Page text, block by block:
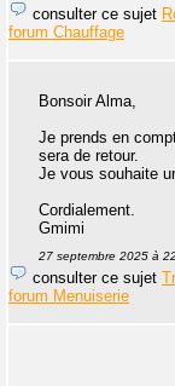
consulter ce sujet
forum Chauffage
Bonsoir Alma,
Je prends en
sera de retour.
Je vous souhaite
Cordialement.
Gmimi
27 septembre 2025 à
consulter ce sujet
forum Menuiserie